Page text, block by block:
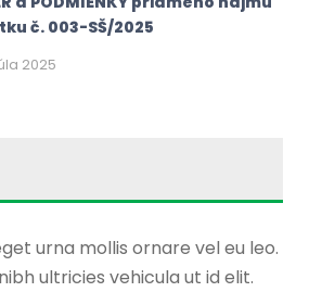
č. 003-SŠ/2025
2025
urna mollis ornare vel eu leo.
ultricies vehicula ut id elit.